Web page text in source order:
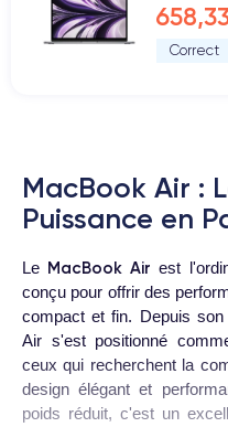
Correct
MacBook Air :
Puissance en
Le MacBook Air est
conçu pour offrir des
compact et fin. Depuis
Air s'est positionné
ceux qui recherchent la
design élégant et
poids réduit, c'est un